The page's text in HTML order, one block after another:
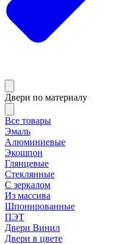
Двери по материалу
Все товары
Эмаль
Алюминиевые
Экошпон
Глянцевые
Стеклянные
С зеркалом
Из массива
Шпонированные
ПЭТ
Двери Винил
Двери в цвете